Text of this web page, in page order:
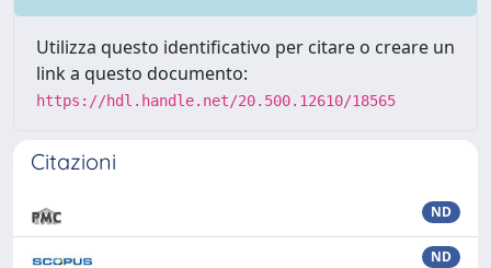
Utilizza questo identificativo per citare o creare un
link a questo documento:
https://hdl.handle.net/20.500.12610/18565
Citazioni
ND
ND